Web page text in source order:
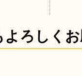
ろしく